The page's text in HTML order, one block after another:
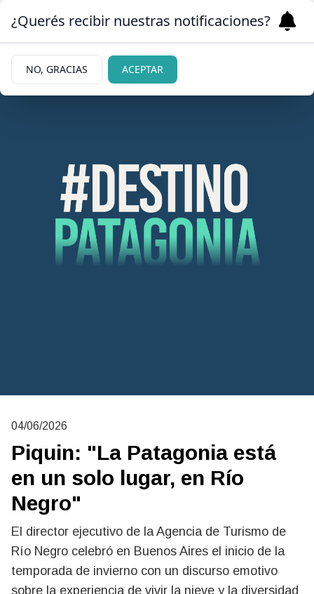
04/06/2026
Piquin: "La Patagonia está
en un solo lugar, en Río
Negro"
El director ejecutivo de la Agencia de Turismo de
Río Negro celebró en Buenos Aires el inicio de la
temporada de invierno con un discurso emotivo
sobre la experiencia de vivir la nieve y la diversidad
¿Querés recibir nuestras notificaciones?
NO, GRACIAS ACEPTAR